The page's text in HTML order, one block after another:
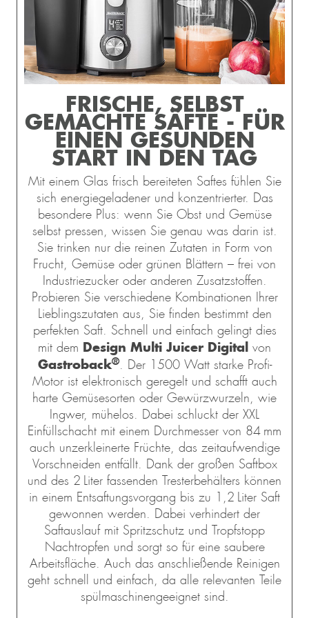
FRISCHE, SELBST
GEMACHTE SÄFTE - FÜR
EINEN GESUNDEN
START IN DEN TAG
Mit einem Glas frisch bereiteten Saftes fühlen Sie
sich energiegeladener und konzentrierter. Das
besondere Plus: wenn Sie Obst und Gemüse
selbst pressen, wissen Sie genau was darin ist.
Sie trinken nur die reinen Zutaten in Form von
Frucht, Gemüse oder grünen Blättern – frei von
Industriezucker oder anderen Zusatzstoffen.
Probieren Sie verschiedene Kombinationen Ihrer
Lieblingszutaten aus, Sie finden bestimmt den
perfekten Saft. Schnell und einfach gelingt dies
mit dem Design Multi Juicer Digital von
Gastroback®. Der 1500 Watt starke Profi-
Motor ist elektronisch geregelt und schafft auch
harte Gemüsesorten oder Gewürzwurzeln, wie
Ingwer, mühelos. Dabei schluckt der XXL
Einfüllschacht mit einem Durchmesser von 84 mm
auch unzerkleinerte Früchte, das zeitaufwendige
Vorschneiden entfällt. Dank der großen Saftbox
und des 2 Liter fassenden Tresterbehälters können
in einem Entsaftungsvorgang bis zu 1,2 Liter Saft
gewonnen werden. Dabei verhindert der
Saftauslauf mit Spritzschutz und Tropfstopp
Nachtropfen und sorgt so für eine saubere
Arbeitsfläche. Auch das anschließende Reinigen
geht schnell und einfach, da alle relevanten Teile
spülmaschinengeeignet sind.